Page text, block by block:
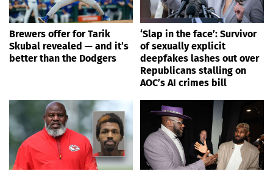
Brewers offer for Tarik
Skubal revealed — and it’s
better than the Dodgers
‘Slap in the face’: Survivor
of sexually explicit
deepfakes lashes out over
Republicans stalling on
AOC’s AI crimes bill